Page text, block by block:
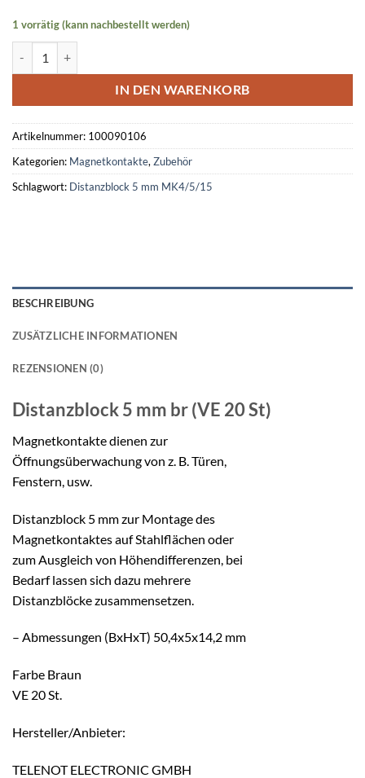
1 vorrätig (kann nachbestellt werden)
IN DEN WARENKORB
Artikelnummer: 100090106
Kategorien: Magnetkontakte, Zubehör
Schlagwort: Distanzblock 5 mm MK4/5/15
BESCHREIBUNG
ZUSÄTZLICHE INFORMATIONEN
REZENSIONEN (0)
Distanzblock 5 mm br(VE 20 St)
Magnetkontakte dienen zur
Öffnungsüberwachung von z. B. Türen,
Fenstern, usw.
Distanzblock 5 mm zur Montage des
Magnetkontaktes auf Stahlflächen oder
zum Ausgleich von Höhendifferenzen, bei
Bedarf lassen sich dazu mehrere
Distanzblöcke zusammensetzen.
– Abmessungen (BxHxT) 50,4x5x14,2 mm
Farbe Braun
VE 20 St.
Hersteller/Anbieter:
TELENOT ELECTRONIC GMBH